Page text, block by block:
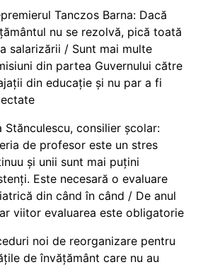
Tanczos Barna: Dacă
nu se rezolvă, pică toată
salarizării / Sunt mai multe
din partea Guvernului către
din educație și nu par a fi
Stănculescu, consilier școlar:
de profesor este un stres
și unii sunt mai puțini
Este necesară o evaluare
din când în când / De anul
viitor evaluarea este obligatorie
noi de reorganizare pentru
de învățământ care nu au